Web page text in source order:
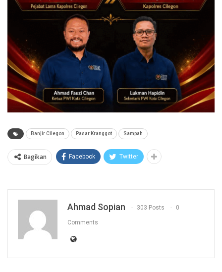
Banjir Cilegon Pasar Kranggot Sampah
Bagikan Facebook Twitter
Ahmad Sopian 303 Posts 0
Comments